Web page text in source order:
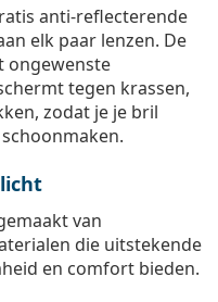
anti-reflecterende
elk paar lenzen. De
ongewenste
tegen krassen,
zodat je je bril
van
die uitstekende
en comfort bieden.